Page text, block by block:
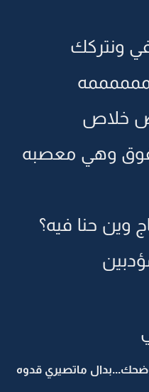
ونتركك
خلاص
وهي معصبه
وين حنا فيه؟
ماتصيري قدوه